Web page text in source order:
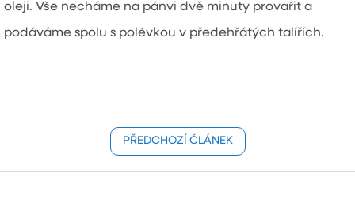
oleji. Vše necháme na pánvi dvě minuty provařit a
podáváme spolu s polévkou v předehřátých talířích.
PŘEDCHOZÍ ČLÁNEK